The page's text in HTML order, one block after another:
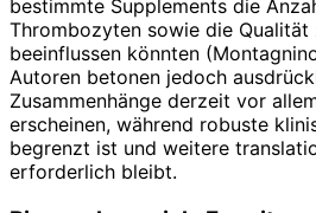
bestimmte Supplements die
Thrombozyten sowie die
beeinflussen könnten
Autoren betonen jedoch
Zusammenhänge derzeit vor
erscheinen, während robuste
begrenzt ist und weitere
erforderlich bleibt.